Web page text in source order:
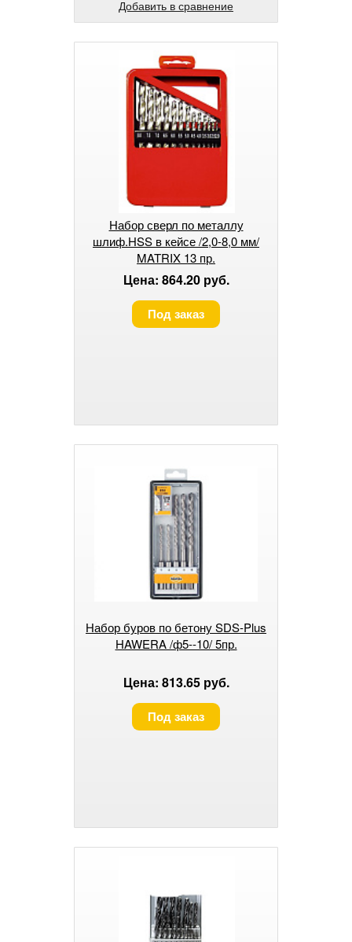
Добавить в сравнение
Набор сверл по металлу
шлиф.HSS в кейсе /2,0-8,0 мм/
MATRIX 13 пр.
Цена: 864.20 руб.
Под заказ
Набор буров по бетону SDS-Plus
HAWERA /ф5--10/ 5пр.
Цена: 813.65 руб.
Под заказ